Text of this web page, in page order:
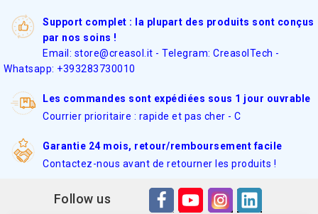
Support complet : la plupart des produits sont conçus
par nos soins !
Email: store@creasol.it - Telegram: CreasolTech -
Whatsapp: +393283730010
Les commandes sont expédiées sous 1 jour ouvrable
Courrier prioritaire : rapide et pas cher - C
Garantie 24 mois, retour/remboursement facile
Contactez-nous avant de retourner les produits !
Follow us